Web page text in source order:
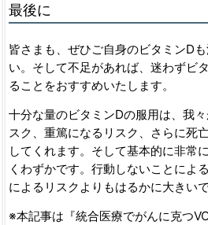
最後に
皆さまも、ぜひご自身のビタミンD
い。そして不足があれば、迷わずビ
ることをおすすめいたします。
十分な量のビタミンDの服用は、我
スク、重篤になるリスク、さらに死
してくれます。そして基本的に非常
くわずかです。行動しないことによ
によるリスクよりもはるかに大きいで
※本記事は『統合医療でがんに克つ